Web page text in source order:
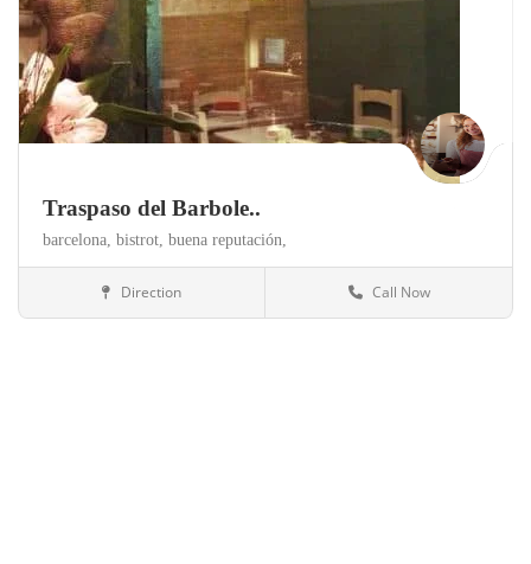
Traspaso del Barbole..
barcelona, bistrot, buena reputación,
Restaurantes Barcelona
Direction Call Now